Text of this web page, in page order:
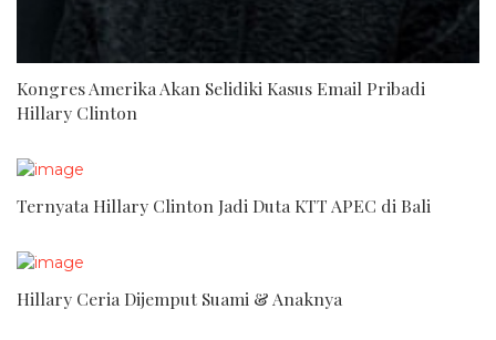
Kongres Amerika Akan Selidiki Kasus Email Pribadi
Hillary Clinton
Ternyata Hillary Clinton Jadi Duta KTT APEC di Bali
Hillary Ceria Dijemput Suami & Anaknya